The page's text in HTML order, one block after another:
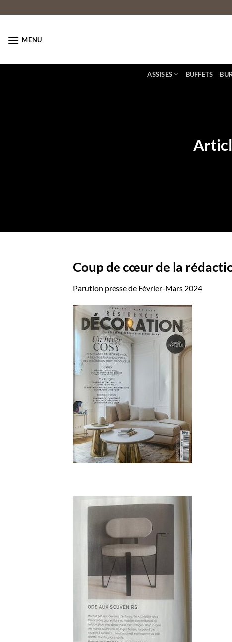
au
MENU
ASSISES BUFFETS
Coup de cœur de la
Parution presse de Février-Mars 2024